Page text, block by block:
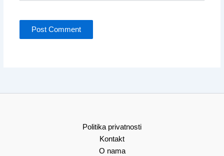
Politika privatnosti
Kontakt
O nama